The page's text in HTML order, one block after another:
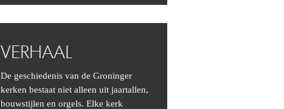
VERHAAL
De geschiedenis van de Groninger
kerken bestaat niet alleen uit jaartallen,
bouwstijlen en orgels. Elke kerk